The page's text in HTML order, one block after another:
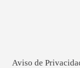
Aviso de